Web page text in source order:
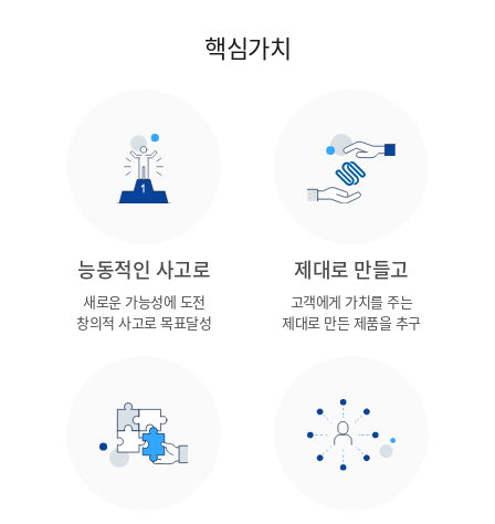
핵심가치
능동적인 사고로
새로운 가능성에 도전
창의적 사고로 목표달성
제대로 만들고
고객에게 가치를 주는
제대로 만든 제품을 추구